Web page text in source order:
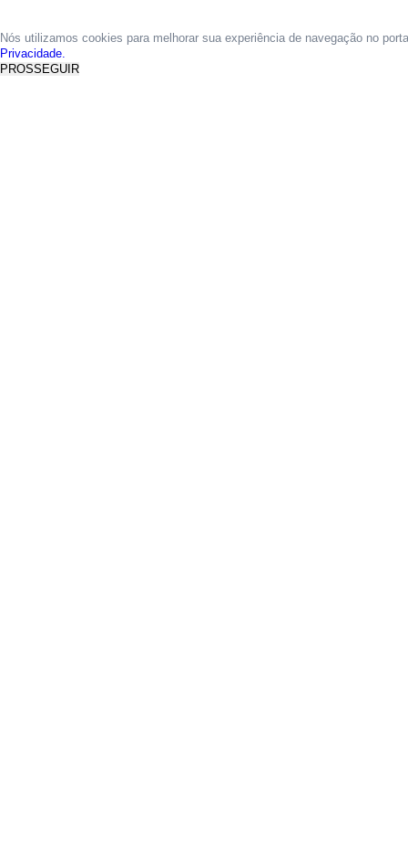
Nós utilizamos cookies para melhorar sua experiência de navegação no
Privacidade.
PROSSEGUIR